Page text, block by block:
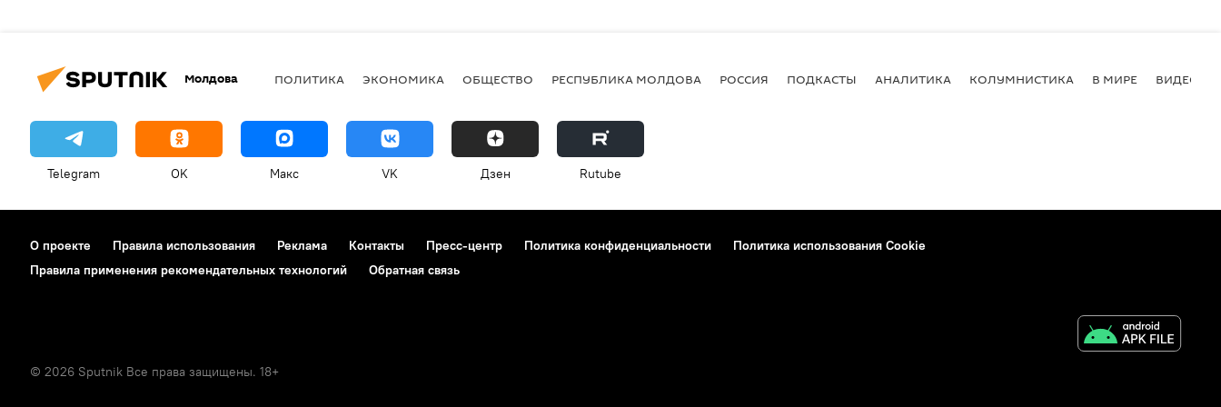
Молдова ПОЛИТИКА ЭКОНОМИКА ОБЩЕСТВО РЕСПУБЛИКА МОЛДОВА РОССИЯ ПОДКАСТЫ АНАЛИТИКА КОЛУМНИСТИКА В МИРЕ ВИДЕО
Telegram OK Макс VK Дзен Rutube
О проекте Правила использования Реклама Контакты Пресс-центр Политика конфиденциальности
Политика использования Cookie
Правила применения рекомендательных технологий
Обратная связь
© 2026 Sputnik Все права защищены. 18+